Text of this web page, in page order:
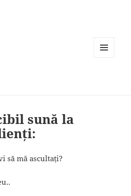
sună la
să mă ascultați?